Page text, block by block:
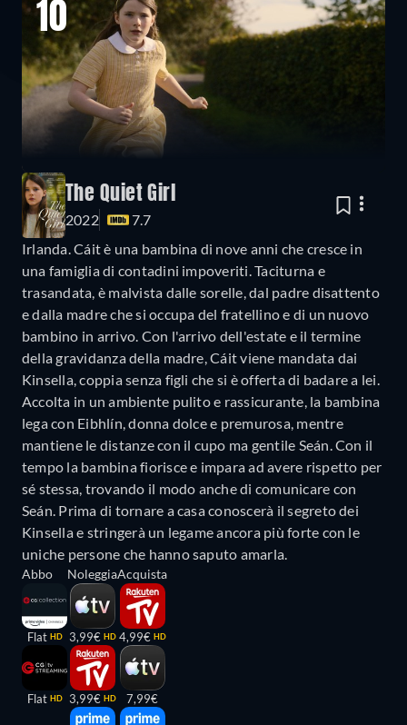
10
The Quiet Girl
2022
7.7
Irlanda. Cáit è una bambina di nove anni che cresce in
una famiglia di contadini impoveriti. Taciturna e
trasandata, è malvista dalle sorelle, dal padre disattento
e dalla madre che si occupa del fratellino e di un nuovo
bambino in arrivo. Con l'arrivo dell'estate e il termine
della gravidanza della madre, Cáit viene mandata dai
Kinsella, coppia senza figli che si è offerta di badare a lei.
Accolta in un ambiente pulito e rassicurante, la bambina
lega con Eibhlín, donna dolce e premurosa, mentre
mantiene le distanze con il cupo ma gentile Seán. Con il
tempo la bambina fiorisce e impara ad avere rispetto per
sé stessa, trovando il modo anche di comunicare con
Seán. Prima di tornare a casa conoscerà il segreto dei
Kinsella e stringerà un legame ancora più forte con le
uniche persone che hanno saputo amarla.
Abbo
Flat HD
Flat HD
Noleggia
3,99€ HD
3,99€ HD
Acquista
4,99€ HD
7,99€